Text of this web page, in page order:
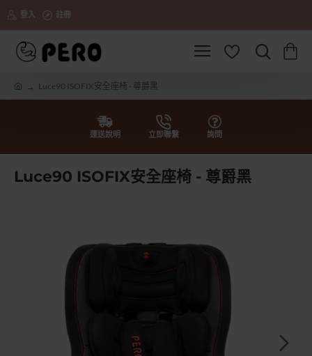
登入 註冊
Luce90 ISOFIX安全座椅 - 尊爵黑
運送說明 立即聯繫 詢問
Luce90 ISOFIX安全座椅 - 尊爵黑